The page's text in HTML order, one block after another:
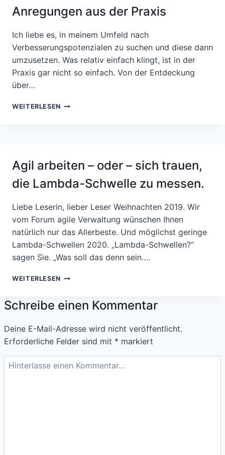
FORMAT
Anregungen aus der Praxis
Ich liebe es, in meinem Umfeld nach
Verbesserungspotenzialen zu suchen und diese dann
umzusetzen. Was relativ einfach klingt, ist in der
Praxis gar nicht so einfach. Von der Entdeckung
über…
WEITERLESEN VERBESSERUNGEN
UND
AUS
PRAXIS
Agil arbeiten – oder – sich trauen,
die Lambda-Schwelle zu messen.
Liebe Leserin, lieber Leser Weihnachten 2019. Wir
vom Forum agile Verwaltung wünschen Ihnen
natürlich nur das Allerbeste. Und möglichst geringe
Lambda-Schwellen 2020. „Lambda-Schwellen?“
sagen Sie. „Was soll das denn sein….
WEITERLESEN AGIL
ODER
SICH
DIE
LAMBDA-
SCHWELLE
Schreibe einen Kommentar
Deine E-Mail-Adresse wird nicht veröffentlicht.
Erforderliche Felder sind mit * markiert